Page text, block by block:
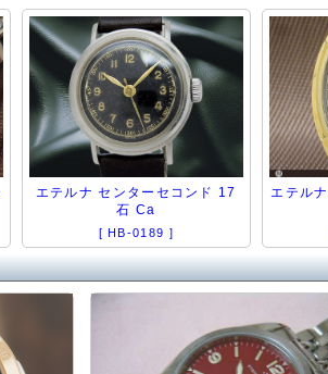
エテルナ センターセコンド 17
石 Ca
[ HB-0189 ]
エテル